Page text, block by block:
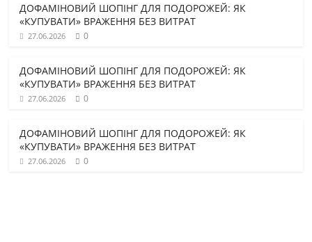
ДОФАМІНОВИЙ ШОПІНГ ДЛЯ ПОДОРОЖЕЙ: ЯК
«КУПУВАТИ» ВРАЖЕННЯ БЕЗ ВИТРАТ
27.06.2026 0
ДОФАМІНОВИЙ ШОПІНГ ДЛЯ ПОДОРОЖЕЙ: ЯК
«КУПУВАТИ» ВРАЖЕННЯ БЕЗ ВИТРАТ
27.06.2026 0
ДОФАМІНОВИЙ ШОПІНГ ДЛЯ ПОДОРОЖЕЙ: ЯК
«КУПУВАТИ» ВРАЖЕННЯ БЕЗ ВИТРАТ
27.06.2026 0